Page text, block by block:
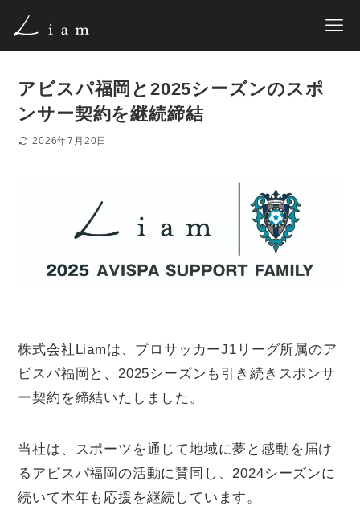
アビスパ福岡と2025シーズンのスポ
ンサー契約を継続締結
2026年7月20日
株式会社Liamは、プロサッカーJ1リーグ所属のア
ビスパ福岡と、2025シーズンも引き続きスポンサ
ー契約を締結いたしました。
当社は、スポーツを通じて地域に夢と感動を届け
るアビスパ福岡の活動に賛同し、2024シーズンに
続いて本年も応援を継続しています。